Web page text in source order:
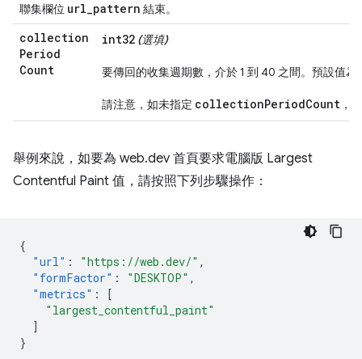
聯集欄位 url_pattern 結束。
collection
Period
Count
int32 (選填)
要傳回的收集週期數，介於 1 到 40 之間。預設值為
請注意，如未指定 collectionPeriodCount ，
舉例來說，如要為 web.dev 首頁要求電腦版 Largest
Contentful Paint 值，請按照下列步驟操作：
{
"url" : "https://web.dev/" ,
"formFactor" : "DESKTOP" ,
"metrics" :
[
"largest_contentful_paint"
]
}